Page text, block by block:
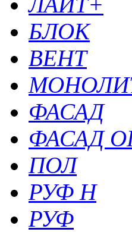
БЛОК
ВЕНТ
ФАСАД
ФАСАД
ПОЛ
РУФ Н
РУФ